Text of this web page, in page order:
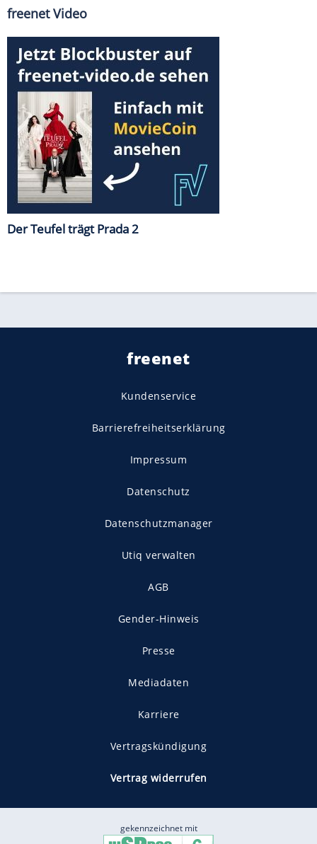
freenet Video
Der Teufel trägt Prada 2
freenet
Kundenservice
Barrierefreiheitserklärung
Impressum
Datenschutz
Datenschutzmanager
Utiq verwalten
AGB
Gender-Hinweis
Presse
Mediadaten
Karriere
Vertragskündigung
Vertrag widerrufen
gekennzeichnet mit